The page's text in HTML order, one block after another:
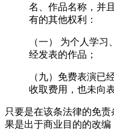
名、作品名称，并
有的其他权利：
（一） 为个人学
经发表的作品；
（九）免费表演已
收取费用，也未向
只要是在该条法律的免
果是出于商业目的的改编